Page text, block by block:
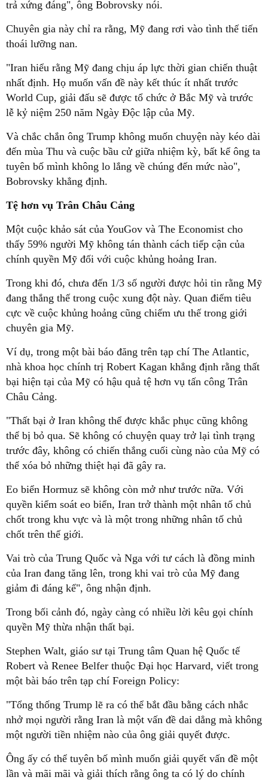
trả xứng đáng", ông Bobrovsky nói.
Chuyên gia này chỉ ra rằng, Mỹ đang rơi vào tình thế tiến
thoái lưỡng nan.
"Iran hiểu rằng Mỹ đang chịu áp lực thời gian chiến thuật
nhất định. Họ muốn vấn đề này kết thúc ít nhất trước
World Cup, giải đấu sẽ được tổ chức ở Bắc Mỹ và trước
lễ kỷ niệm 250 năm Ngày Độc lập của Mỹ.
Và chắc chắn ông Trump không muốn chuyện này kéo dài
đến mùa Thu và cuộc bầu cử giữa nhiệm kỳ, bất kể ông ta
tuyên bố mình không lo lắng về chúng đến mức nào",
Bobrovsky khẳng định.
Tệ hơn vụ Trân Châu Cảng
Một cuộc khảo sát của YouGov và The Economist cho
thấy 59% người Mỹ không tán thành cách tiếp cận của
chính quyền Mỹ đối với cuộc khủng hoảng Iran.
Trong khi đó, chưa đến 1/3 số người được hỏi tin rằng Mỹ
đang thắng thế trong cuộc xung đột này. Quan điểm tiêu
cực về cuộc khủng hoảng cũng chiếm ưu thế trong giới
chuyên gia Mỹ.
Ví dụ, trong một bài báo đăng trên tạp chí The Atlantic,
nhà khoa học chính trị Robert Kagan khẳng định rằng thất
bại hiện tại của Mỹ có hậu quả tệ hơn vụ tấn công Trân
Châu Cảng.
"Thất bại ở Iran không thể được khắc phục cũng không
thể bị bỏ qua. Sẽ không có chuyện quay trở lại tình trạng
trước đây, không có chiến thắng cuối cùng nào của Mỹ có
thể xóa bỏ những thiệt hại đã gây ra.
Eo biển Hormuz sẽ không còn mở như trước nữa. Với
quyền kiểm soát eo biển, Iran trở thành một nhân tố chủ
chốt trong khu vực và là một trong những nhân tố chủ
chốt trên thế giới.
Vai trò của Trung Quốc và Nga với tư cách là đồng minh
của Iran đang tăng lên, trong khi vai trò của Mỹ đang
giảm đi đáng kể", ông nhận định.
Trong bối cảnh đó, ngày càng có nhiều lời kêu gọi chính
quyền Mỹ thừa nhận thất bại.
Stephen Walt, giáo sư tại Trung tâm Quan hệ Quốc tế
Robert và Renee Belfer thuộc Đại học Harvard, viết trong
một bài báo trên tạp chí Foreign Policy:
"Tổng thống Trump lẽ ra có thể bắt đầu bằng cách nhắc
nhở mọi người rằng Iran là một vấn đề dai dẳng mà không
một người tiền nhiệm nào của ông giải quyết được.
Ông ấy có thể tuyên bố mình muốn giải quyết vấn đề một
lần và mãi mãi và giải thích rằng ông ta có lý do chính